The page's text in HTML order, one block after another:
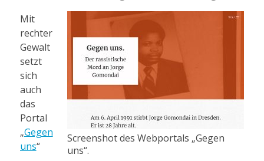
Screenshot des Webportals „Gegen
uns“.
Mit
rechter
Gewalt
setzt
sich
auch
das
Portal
„Gegen
uns“